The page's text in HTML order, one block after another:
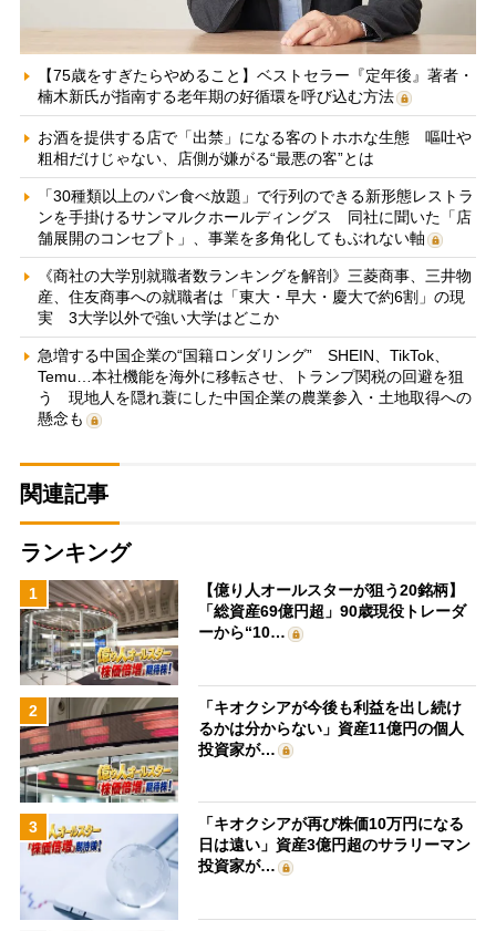
【75歳をすぎたらやめること】ベストセラー『定年後』著者・
楠木新氏が指南する老年期の好循環を呼び込む方法
お酒を提供する店で「出禁」になる客のトホホな生態 嘔吐や
粗相だけじゃない、店側が嫌がる“最悪の客”とは
「30種類以上のパン食べ放題」で行列のできる新形態レストラ
ンを手掛けるサンマルクホールディングス 同社に聞いた「店
舗展開のコンセプト」、事業を多角化してもぶれない軸
《商社の大学別就職者数ランキングを解剖》三菱商事、三井物
産、住友商事への就職者は「東大・早大・慶大で約6割」の現
実 3大学以外で強い大学はどこか
急増する中国企業の“国籍ロンダリング” SHEIN、TikTok、
Temu…本社機能を海外に移転させ、トランプ関税の回避を狙
う 現地人を隠れ蓑にした中国企業の農業参入・土地取得への
懸念も
関連記事
ランキング
1
【億り人オールスターが狙う20銘柄】
「総資産69億円超」90歳現役トレーダ
ーから“10…
2
「キオクシアが今後も利益を出し続け
るかは分からない」資産11億円の個人
投資家が…
3
「キオクシアが再び株価10万円になる
日は遠い」資産3億円超のサラリーマン
投資家が…